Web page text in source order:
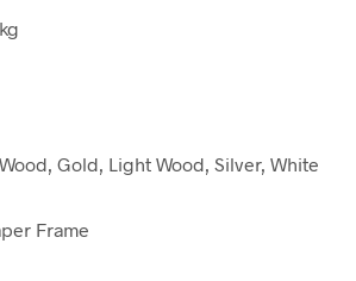
Gold, Light Wood, Silver, White
Frame